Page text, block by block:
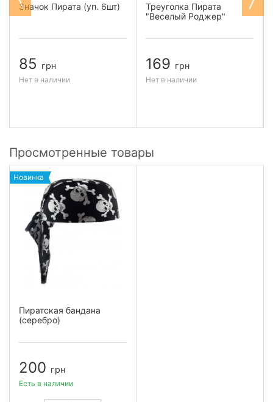
Значок Пирата (уп. 6шт)
85 грн
Нет в наличии
Треуголка Пирата
"Веселый Роджер"
169 грн
Нет в наличии
Просмотренные товары
Новинка
Пиратская бандана
(серебро)
200 грн
Есть в наличии